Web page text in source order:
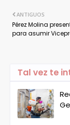
ANTIGUOS
Pérez Molina
para asumir
Tal vez te